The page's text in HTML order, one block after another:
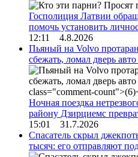
Госполиция Латвии
помочь установить
12:11 4.8.2026
Пьяный на Volvo
сбежать, ломал дверь
Ночная поездка
району Дзирциемс
15:01 31.7.2026
Спасатель скрыл
тысяч: его отправляют